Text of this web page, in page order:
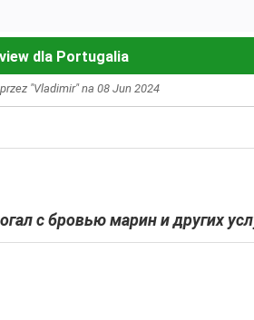
dla Portugalia
"Vladimir" na 08 Jun 2024
с бровью марин и других